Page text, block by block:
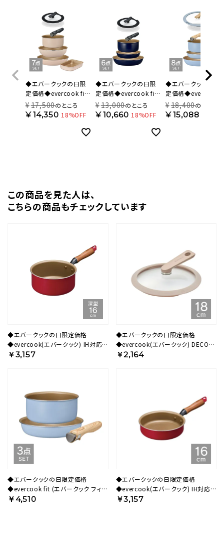
◆エバークックの日限
定価格◆evercook fit
(エバークック フィット)
着脱式 フライパン 7点
日保証 EFIST7IV【HO】
¥17,500のところ
¥14,350 18%OFF
◆エバークックの日限
定価格◆evercook fit
(エバークック フィット)
ガス火専用 着脱式 フラ
¥13,000のところ
¥10,660 18%OFF
◆エバークックの日
定価格◆evercook
(エバークック フィッ
【限定色】 IH対応 着
¥18,400のところ
¥15,088
この商品を⾒た⼈は、
こちらの商品もチェックしています
◆エバークックの日限定価格
◆evercook(エバークック) IH対応
フライパン16cm深型 レッド 500日
￥3,157
◆エバークックの日限定価格
◆evercook(エバークック) DECO
18cm ガラスふた ベージュ
￥2,164
◆エバークックの日限定価格
◆evercook fit (エバークック フィッ
ト) 【限定色】 IH対応 着脱式 フライパ
￥4,510
◆エバークックの日限定価格
◆evercook(エバークック) IH対応
フライパン16cm レッド 500日保証
￥3,157